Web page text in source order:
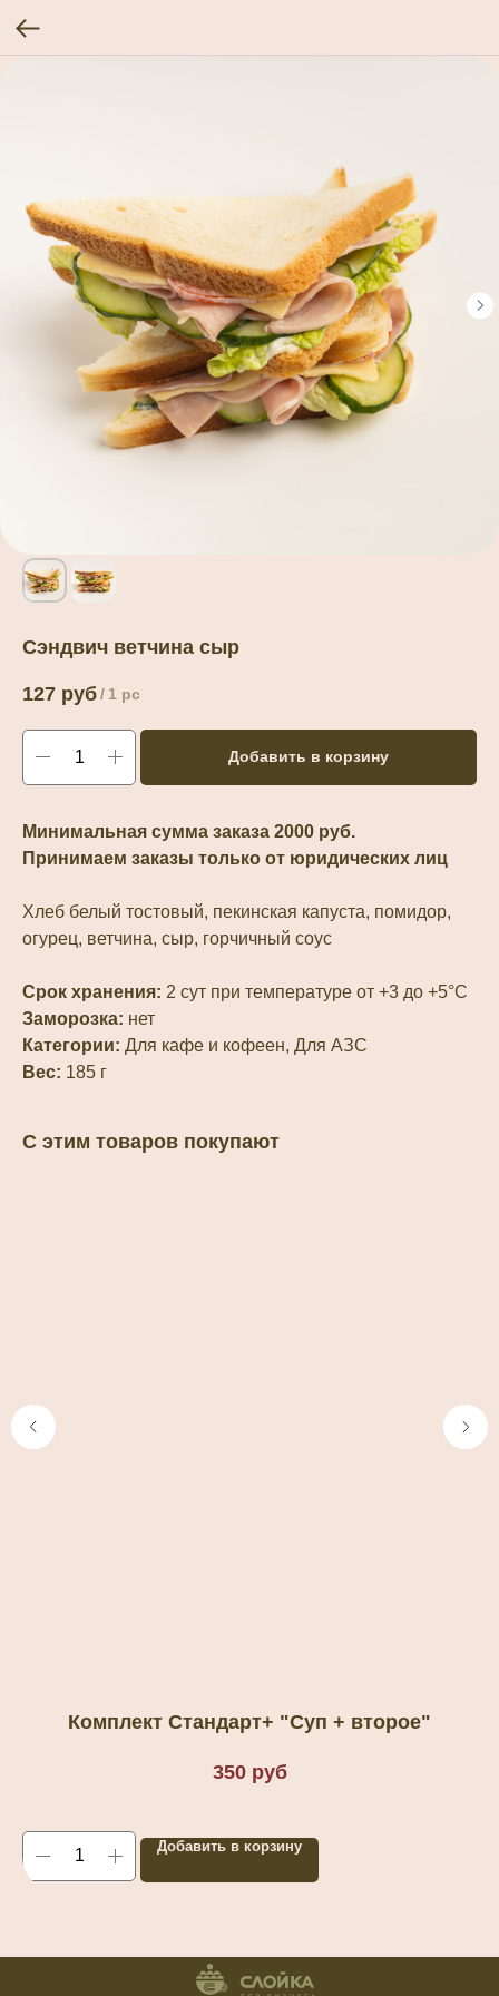
Сэндвич ветчина сыр
127 руб/ 1 pc
Добавить в корзину
Минимальная сумма заказа 2000 руб.
Принимаем заказы только от юридических лиц
Хлеб белый тостовый, пекинская капуста, помидор,
огурец, ветчина, сыр, горчичный соус
Срок хранения: 2 сут при температуре от +3 до +5°С
Заморозка: нет
Категории: Для кафе и кофеен, Для АЗС
Вес: 185 г
С этим товаров покупают
Комплект Стандарт+ "Суп + второе"
350 руб
Добавить в корзину